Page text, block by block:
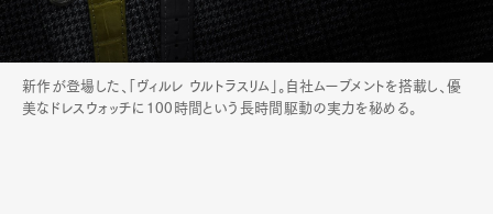
新作が登場した、「ヴィルレ ウルトラスリム」。自社ムーブメントを搭載し、優
美なドレスウォッチに100時間という長時間駆動の実力を秘める。